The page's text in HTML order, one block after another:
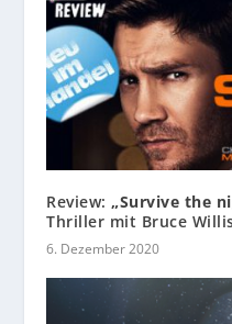
Review:„Survive the
Thriller mit Bruce
6. Dezember 2020